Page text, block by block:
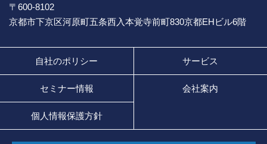
〒600-8102
京都市下京区河原町五条西入本覚寺前町830京都EHビル6階
自社のポリシー サービス
セミナー情報 会社案内
個人情報保護方針